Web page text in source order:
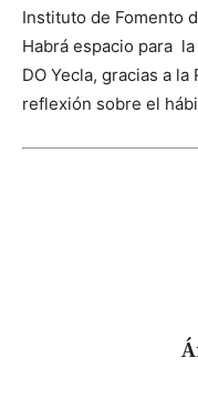
Instituto de Fomento
Habrá espacio para
DO Yecla, gracias a
reflexión sobre el